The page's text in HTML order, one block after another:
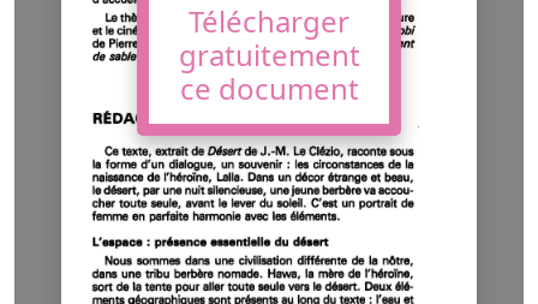
Télécharger
gratuitement
ce document